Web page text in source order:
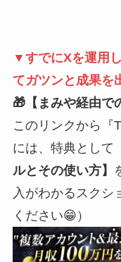
▼すでにXを運用
てガツンと成果を
🎁【まみや経由で
このリンクから『
には、特典として
ルとその使い方】
入がわかるスクシ
ください😁）